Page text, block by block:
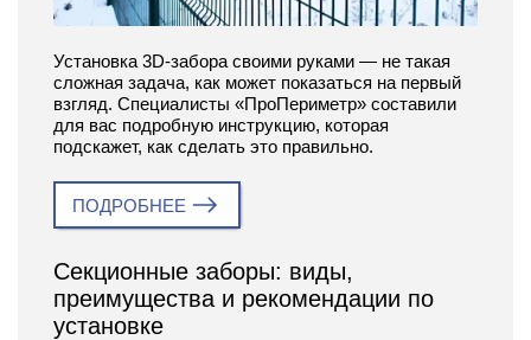
Установка 3D-забора своими руками — не такая
сложная задача, как может показаться на первый
взгляд. Специалисты «ПроПериметр» составили
для вас подробную инструкцию, которая
подскажет, как сделать это правильно.
ПОДРОБНЕЕ
Секционные заборы: виды,
преимущества и рекомендации по
установке